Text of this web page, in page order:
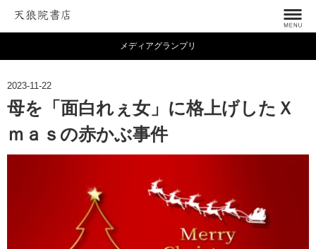
メディアグランプリ
2023-11-22
母を「面白れぇ女」に格上げしたＸ
ｍａｓの赤かぶ事件